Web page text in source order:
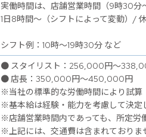
実働時間は、店舗営業時間（9時30分
1日8時間～（シフトによって変動）/
シフト例：10時～19時30分 など
● スタイリスト：256,000円～
● 店長：350,000円～450,000円
※当社の標準的な労働時間により試算
※基本給は経験・能力を考慮して決定
※店舗営業時間内であっても、所定労
※上記には、交通費は含まれておりま